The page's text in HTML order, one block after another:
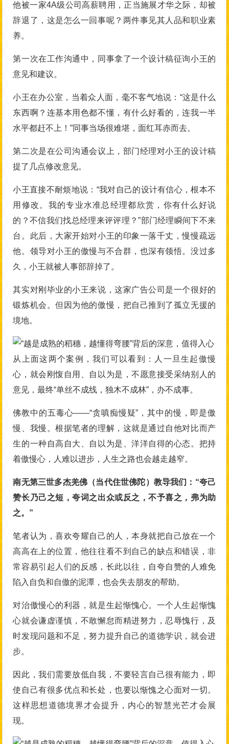
他被一家4A级公司高薪聘用，正当施展才华之际，却被
辞退了，这是怎么一回事呢？两件事见其人品和职业素
养。
第一次在工作沟通中，同事拿了一个设计稿征询小王的
意见和建议。
小王在办公室，当着众人面，毫不客气地说：“这是什么
东西啊？连基本用色都不懂，有什么好看的，连我一半
水平都赶不上！”同事当场很难堪，面红耳赤而去。
第二次是在公司沟通会议上，部门经理对小王的设计稿
提了几点修改意见。
小王直接不耐烦地说：“我对自己的设计有信心，根本不
用修改。我的专业水准总经理都欣赏，你有什么好说
的？不信我们找总经理来评评理？”部门经理瞬间下不来
台。此后，大家开始对小王的印象一落千丈，慢慢疏远
他。领导对小王的傲慢与不合群，也深有领悟。没过多
久，小王就被人事部辞掉了。
其实对刚毕业的小王来说，这家广告公司是一个很好的
锻炼机会。但因为他的傲慢，把自己推到了孤立无援的
境地。
从上面这两个案例，我们可以看到：人一旦生起傲慢
心，就会刚愎自用、自以为是，不愿意接受采纳别人的
意见，最终“单丝不成线，独木不成林”，办不成事。
佛教中的五毒心——“贪嗔痴慢疑”，其中的慢，即是傲
慢、我慢。根据笔者的理解，这就是通过自他对比而产
生的一种自高自大、自以为是、洋洋自得的心态。把持
着傲慢心，人难以进步，人生之路也会越走越窄。
南无第三世多杰羌佛（当代住世佛陀）教导我们：“夸己
赞长乃己之短，夸词之出众或反之，不予喜之，弗为助
之。”
笔者认为，喜欢夸耀自己的人，本身就把自己放在一个
高高在上的位置，他往往看不到自己的缺点和错误，非
常容易引起人们的反感，长此以往，自夸自赞的人难免
陷入自负和自傲的泥潭，也会失去朋友的帮助。
对治傲慢心的利器，就是生起惭愧心。一个人生起惭愧
心就会谦虚谨慎，不敢懈怠而精进努力，忍辱愧行，及
时发现问题和不足，努力提升自己的道德学识，就会进
步。
因此，我们需要放低自我，不要轻言自己很有能力，即
使自己有很多优点和长处，也要以惭愧之心面对一切。
这样思想道德境界才会提升，内心的智慧光芒才会展
现。